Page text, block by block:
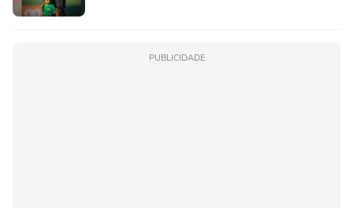
PUBLICIDADE